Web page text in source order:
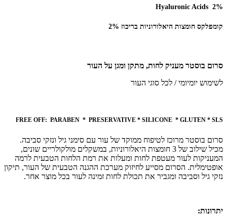
Hyaluronic Acids 2%
קומפלקס חומצות היאלורוניות בריכוז 2%
סרום בוסטר מעניק לחות, מתקן ומגן על העור
לשימוש יומיומי / לכל סוגי העור
FREE OFF: PARABEN * PRESERVATIVE * SILICONE * GLUTEN * SLS
סרום בוסטר מרוכז לטיפוח ממוקד של עור עם סימני גיל ונזקי סביבה.
מכיל שילוב של 3 חומצות היאלורוניות, במשקלים מולקולריים שונים,
המעניקות לעור מעטפת לחות ומעלות את רמת הלחות הטבעית לרמה
אופטימלית. הסרום מסייע לחיזוק מערכת ההגנה הטבעית של העור, תיקון
נזקי גיל וסביבה ומגביר את תכולת לחות זמינה לעור בכל מוצר אחר.
יתרונות: